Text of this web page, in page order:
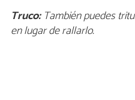
Truco:También puedes
en lugar de rallarlo.